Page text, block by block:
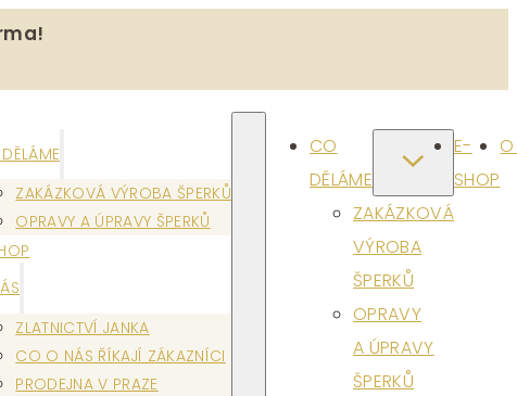
ZAKÁZKOVÁ VÝROBA ŠPERKŮ
OPRAVY A ÚPRAVY ŠPERKŮ
ZLATNICTVÍ JANKA
CO O NÁS ŘÍKAJÍ ZÁKAZNÍCI
PRODEJNA V PRAZE
CO
DĚLÁME
ZAKÁZKOVÁ
VÝROBA
ŠPERKŮ
OPRAVY
A ÚPRAVY
ŠPERKŮ
E-
SHOP